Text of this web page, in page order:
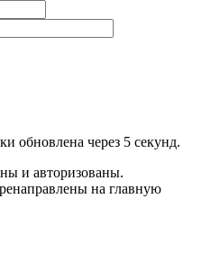
обновлена через 5 секунд.
и авторизованы.
на главную